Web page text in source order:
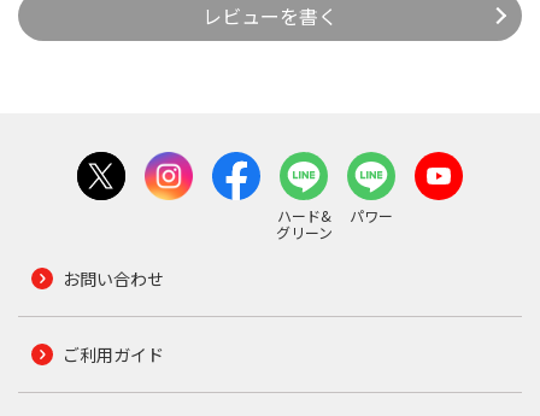
レビューを書く
ハード&
グリーン
パワー
お問い合わせ
ご利用ガイド